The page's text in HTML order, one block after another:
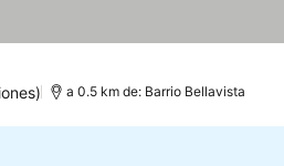
a 0.5 km de: Barrio Bellavista